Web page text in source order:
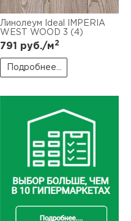
Линолеум Ideal IMPERIA
WEST WOOD 3 (4)
791 руб./м2
Подробнее...